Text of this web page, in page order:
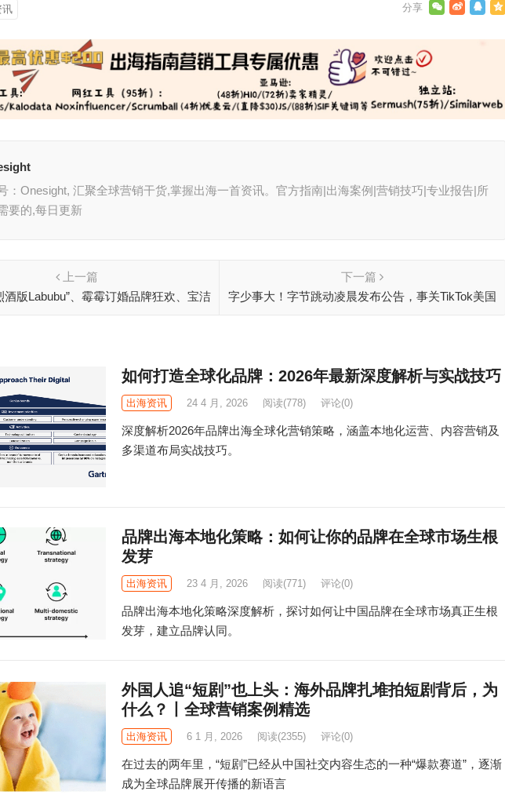
讯
：Onesight, 汇聚全球营销干货,掌握出海一首资讯。官方指南|出海案例|营销技巧|专业报告|所
要的,每日更新
上一篇
酒版Labubu”、霉霉订婚品牌狂欢、宝洁
下一篇
字少事大！字节跳动凌晨发布公告，事关TikTok美国
如何打造全球化品牌：2026年最新深度解析与实战技巧
出海资讯 24 4 月, 2026 阅读(778) 评论(0)
深度解析2026年品牌出海全球化营销策略，涵盖本地化运营、内容营销及
多渠道布局实战技巧。
品牌出海本地化策略：如何让你的品牌在全球市场生根
发芽
出海资讯 23 4 月, 2026 阅读(771) 评论(0)
品牌出海本地化策略深度解析，探讨如何让中国品牌在全球市场真正生根
发芽，建立品牌认同。
外国人追“短剧”也上头：海外品牌扎堆拍短剧背后，为
什么？丨全球营销案例精选
出海资讯 6 1 月, 2026 阅读(2355) 评论(0)
在过去的两年里，“短剧”已经从中国社交内容生态的一种“爆款赛道”，逐渐
成为全球品牌展开传播的新语言